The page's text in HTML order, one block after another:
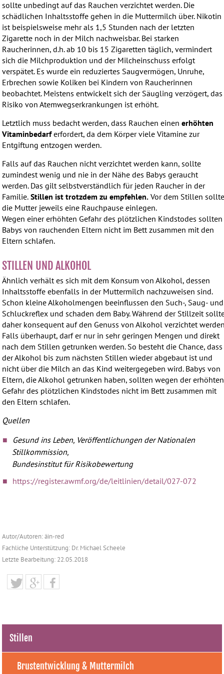
sollte unbedingt auf das Rauchen verzichtet werden. Die
schädlichen Inhaltsstoffe gehen in die Muttermilch über. Nikotin
ist beispielsweise mehr als 1,5 Stunden nach der letzten
Zigarette noch in der Milch nachweisbar. Bei starken
Raucherinnen, d.h. ab 10 bis 15 Zigaretten täglich, vermindert
sich die Milchproduktion und der Milcheinschuss erfolgt
verspätet. Es wurde ein reduziertes Saugvermögen, Unruhe,
Erbrechen sowie Koliken bei Kindern von Raucherinnen
beobachtet. Meistens entwickelt sich der Säugling verzögert, das
Risiko von Atemwegserkrankungen ist erhöht.
Letztlich muss bedacht werden, dass Rauchen einenerhöhten
Vitaminbedarferfordert, da dem Körper viele Vitamine zur
Entgiftung entzogen werden.
Falls auf das Rauchen nicht verzichtet werden kann, sollte
zumindest wenig und nie in der Nähe des Babys geraucht
werden. Das gilt selbstverständlich für jeden Raucher in der
Familie. Stillen ist trotzdem zu empfehlen. Vor dem Stillen
die Mutter jeweils eine Rauchpause einlegen.
Wegen einer erhöhten Gefahr des plötzlichen Kindstodes sollten
Babys von rauchenden Eltern nicht im Bett zusammen mit den
Eltern schlafen.
STILLEN UND ALKOHOL
Ähnlich verhält es sich mit dem Konsum von Alkohol, dessen
Inhaltsstoffe ebenfalls in der Muttermilch nachzuweisen sind.
Schon kleine Alkoholmengen beeinflussen den Such-, Saug- und
Schluckreflex und schaden dem Baby. Während der Stillzeit
daher konsequent auf den Genuss von Alkohol verzichtet
Falls überhaupt, darf er nur in sehr geringen Mengen und direkt
nach dem Stillen getrunken werden. So besteht die Chance, dass
der Alkohol bis zum nächsten Stillen wieder abgebaut ist und
nicht über die Milch an das Kind weitergegeben wird. Babys von
Eltern, die Alkohol getrunken haben, sollten wegen der erhöhten
Gefahr des plötzlichen Kindstodes nicht im Bett zusammen mit
den Eltern schlafen.
Quellen
Gesund ins Leben, Veröffentlichungen der Nationalen
Stillkommission,
Bundesinstitut für Risikobewertung
https://register.awmf.org/de/leitlinien/detail/027-072
Autor/Autoren: äin-red
Fachliche Unterstützung: Dr. Michael Scheele
Letzte Bearbeitung: 22.05.2018
Stillen
Brustentwicklung & Muttermilch